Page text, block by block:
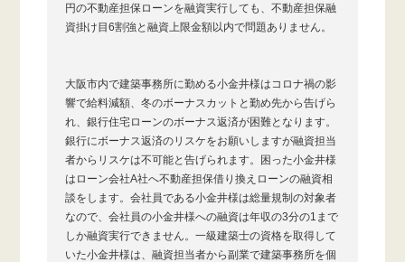
円の不動産担保ローンを融資実行しても、不動産担保融
資掛け目6割強と融資上限金額以内で問題ありません。
大阪市内で建築事務所に勤める小金井様はコロナ禍の影
響で給料減額、冬のボーナスカットと勤め先から告げら
れ、銀行住宅ローンのボーナス返済が困難となります。
銀行にボーナス返済のリスケをお願いしますが融資担当
者からリスケは不可能と告げられます。困った小金井様
はローン会社A社へ不動産担保借り換えローンの融資相
談をします。会社員である小金井様は総量規制の対象者
なので、会社員の小金井様への融資は年収の3分の1まで
しか融資実行できません。一級建築士の資格を取得して
いた小金井様は、融資担当者から副業で建築事務所を個